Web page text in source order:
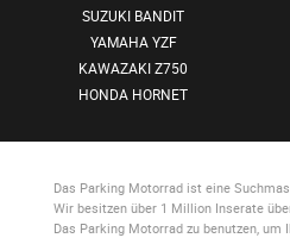
SUZUKI BANDIT
YAMAHA YZF
KAWAZAKI Z750
HONDA HORNET
Das Parking Motorradist eine
Wir besitzen über 1 Million Inserate
Das Parking Motorradzu benutzen, um